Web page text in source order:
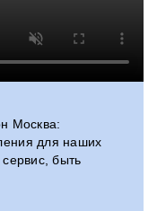
Москва:
для наших
быть